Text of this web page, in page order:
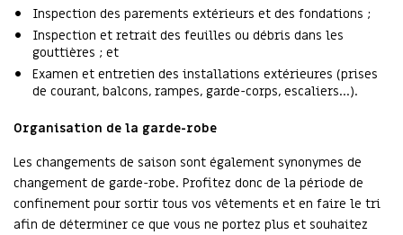
Inspection des parements extérieurs et des fondations ;
Inspection et retrait des feuilles ou débris dans les
gouttières ; et
Examen et entretien des installations extérieures (prises
de courant, balcons, rampes, garde-corps, escaliers…).
Organisation de la garde-robe
Les changements de saison sont également synonymes de
changement de garde-robe. Profitez donc de la période de
confinement pour sortir tous vos vêtements et en faire le tri
afin de déterminer ce que vous ne portez plus et souhaitez